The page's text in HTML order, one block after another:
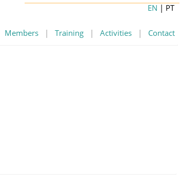
Members | Training | Activities | Contact
EN | PT